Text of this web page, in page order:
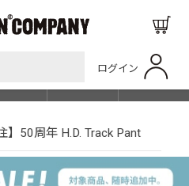
ログイン
SHOP LIST
50周年 H.D. Track Pant